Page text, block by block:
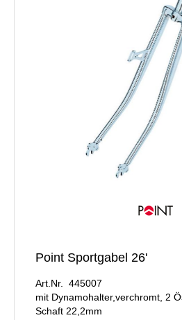
Point Sportgabel 26'
Art.Nr. 445007
mit Dynamohalter,verchromt, 2
Schaft 22,2mm